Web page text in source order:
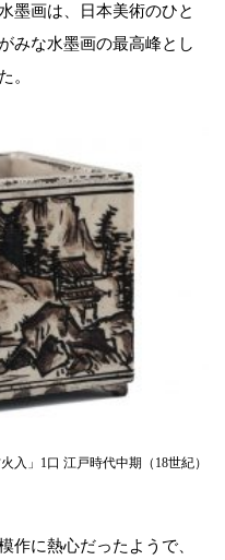
墨画は、日本美術のひと
みな水墨画の最高峰とし
。
入」1口 江戸時代中期（18世紀）
作に熱心だったようで、